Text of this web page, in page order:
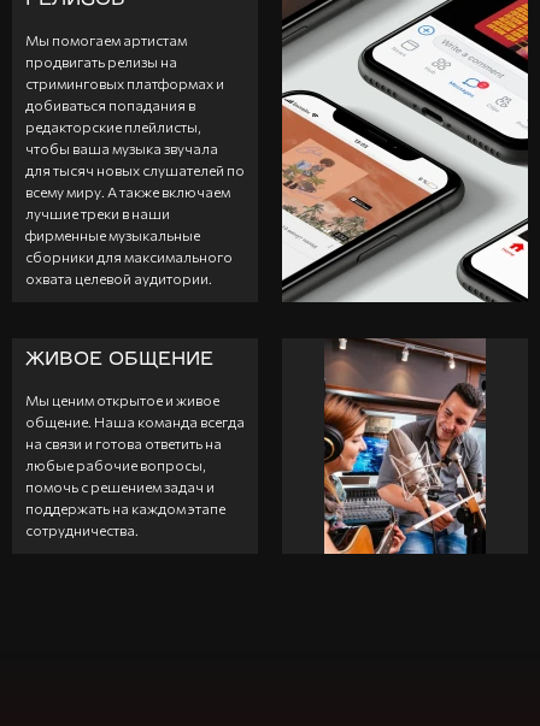
Мы помогаем артистам
продвигать релизы на
стриминговых платформах и
добиваться попадания в
редакторские плейлисты,
чтобы ваша музыка звучала
для тысяч новых слушателей по
всему миру. А также включаем
лучшие треки в наши
фирменные музыкальные
сборники для максимального
охвата целевой аудитории.
ЖИВОЕ ОБЩЕНИЕ
Мы ценим открытое и живое
общение. Наша команда всегда
на связи и готова ответить на
любые рабочие вопросы,
помочь с решением задач и
поддержать на каждом этапе
сотрудничества.